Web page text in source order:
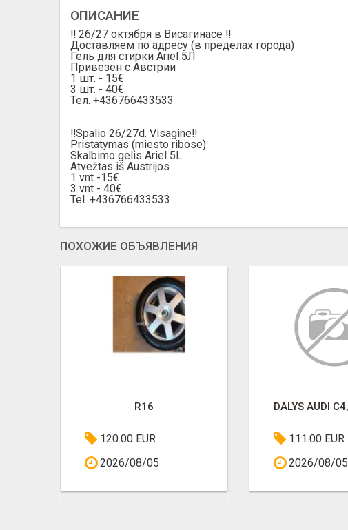
ОПИСАНИЕ
‼️ 26/27 октября в Висагинасе ‼️
Доставляем по адресу (в пределах города)
Гель для стирки Ariel 5Л
Привезен с Австрии
1 шт. - 15€
3 шт. - 40€
Тел. +436766433533
‼️Spalio 26/27d. Visagine‼️
Pristatymas (miesto ribose)
Skalbimo gelis Ariel 5L
Atvežtas iš Austrijos
1 vnt -15€
3 vnt - 40€
Tel. +436766433533
ПОХОЖИЕ ОБЪЯВЛЕНИЯ
R16
120.00 EUR
2026/08/05
111.00 EUR
2026/08/05